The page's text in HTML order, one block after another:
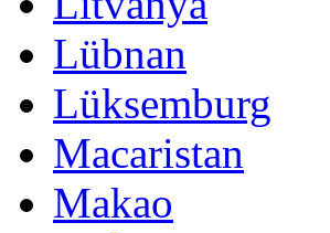
Lübnan
Lüksemburg
Macaristan
Makao